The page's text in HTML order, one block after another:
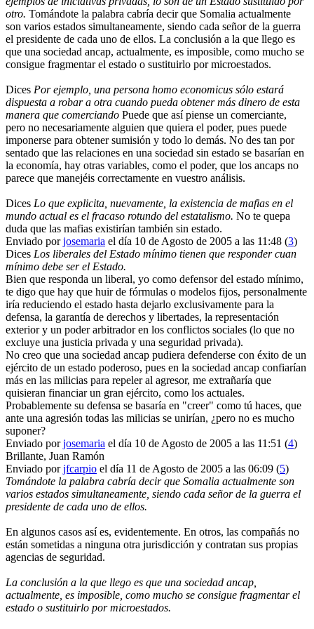
otro. Tomándote la palabra cabría decir que Somalia actualmente
son varios estados simultaneamente, siendo cada señor de la guerra
el presidente de cada uno de ellos. La conclusión a la que llego es
que una sociedad ancap, actualmente, es imposible, como mucho se
consigue fragmentar el estado o sustituirlo por microestados.
Dices Por ejemplo, una persona homo economicus sólo estará
dispuesta a robar a otra cuando pueda obtener más dinero de esta
manera que comerciando Puede que así piense un comerciante,
pero no necesariamente alguien que quiera el poder, pues puede
imponerse para obtener sumisión y todo lo demás. No des tan por
sentado que las relaciones en una sociedad sin estado se basarían en
la economía, hay otras variables, como el poder, que los ancaps no
parece que manejéis correctamente en vuestro análisis.
Dices Lo que explicita, nuevamente, la existencia de mafias en el
mundo actual es el fracaso rotundo del estatalismo. No te quepa
duda que las mafias existirían también sin estado.
Enviado porjosemaria el día 10 de Agosto de 2005 a las 11:48 (3)
Dices Los liberales del Estado mínimo tienen que responder cuan
mínimo debe ser el Estado.
Bien que responda un liberal, yo como defensor del estado mínimo,
te digo que hay que huir de fórmulas o modelos fijos, personalmente
iría reduciendo el estado hasta dejarlo exclusivamente para la
defensa, la garantía de derechos y libertades, la representación
exterior y un poder arbitrador en los conflictos sociales (lo que no
excluye una justicia privada y una seguridad privada).
No creo que una sociedad ancap pudiera defenderse con éxito de un
ejército de un estado poderoso, pues en la sociedad ancap confiarían
más en las milicias para repeler al agresor, me extrañaría que
quisieran financiar un gran ejército, como los actuales.
Probablemente su defensa se basaría en "creer" como tú haces, que
ante una agresión todas las milicias se unirían, ¿pero no es mucho
suponer?
Enviado porjosemaria el día 10 de Agosto de 2005 a las 11:51 (4)
Brillante, Juan Ramón
Enviado porjfcarpio el día 11 de Agosto de 2005 a las 06:09 (5)
Tomándote la palabra cabría decir que Somalia actualmente son
varios estados simultaneamente, siendo cada señor de la guerra el
presidente de cada uno de ellos.
En algunos casos así es, evidentemente. En otros, las compañás no
están sometidas a ninguna otra jurisdicción y contratan sus propias
agencias de seguridad.
La conclusión a la que llego es que una sociedad ancap,
actualmente, es imposible, como mucho se consigue fragmentar el
estado o sustituirlo por microestados.